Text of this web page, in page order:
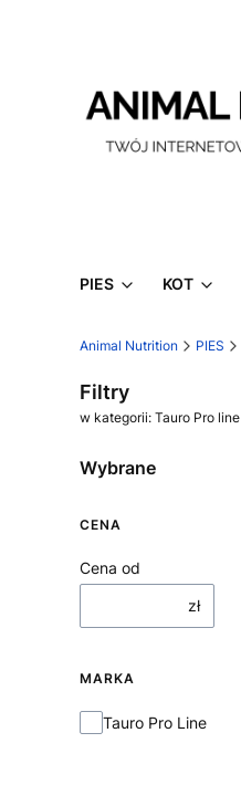
PIES KOT
Animal Nutrition PIES
Filtry
w kategorii: Tauro Pro line
Wybrane
CENA
Cena od
zł
MARKA
MarkaTauro Pro Line